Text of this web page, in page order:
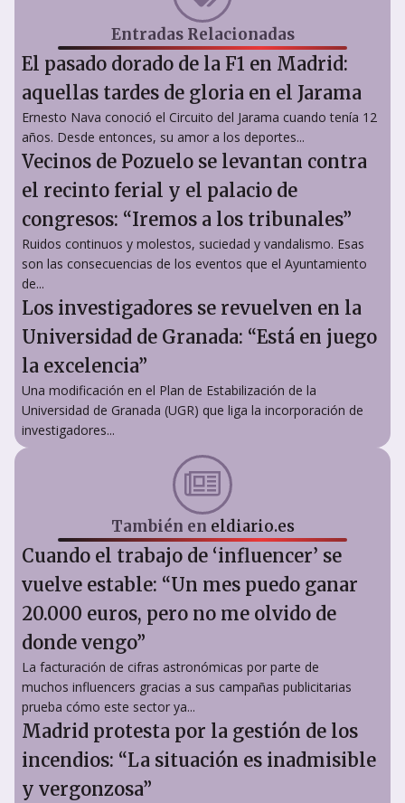
Entradas Relacionadas
El pasado dorado de la F1 en Madrid:
aquellas tardes de gloria en el Jarama
Ernesto Nava conoció el Circuito del Jarama cuando tenía 12
años. Desde entonces, su amor a los deportes...
Vecinos de Pozuelo se levantan contra
el recinto ferial y el palacio de
congresos: “Iremos a los tribunales”
Ruidos continuos y molestos, suciedad y vandalismo. Esas
son las consecuencias de los eventos que el Ayuntamiento
de...
Los investigadores se revuelven en la
Universidad de Granada: “Está en juego
la excelencia”
Una modificación en el Plan de Estabilización de la
Universidad de Granada (UGR) que liga la incorporación de
investigadores...
También en eldiario.es
Cuando el trabajo de ‘influencer’ se
vuelve estable: “Un mes puedo ganar
20.000 euros, pero no me olvido de
donde vengo”
La facturación de cifras astronómicas por parte de
muchos influencers gracias a sus campañas publicitarias
prueba cómo este sector ya...
Madrid protesta por la gestión de los
incendios: “La situación es inadmisible
y vergonzosa”